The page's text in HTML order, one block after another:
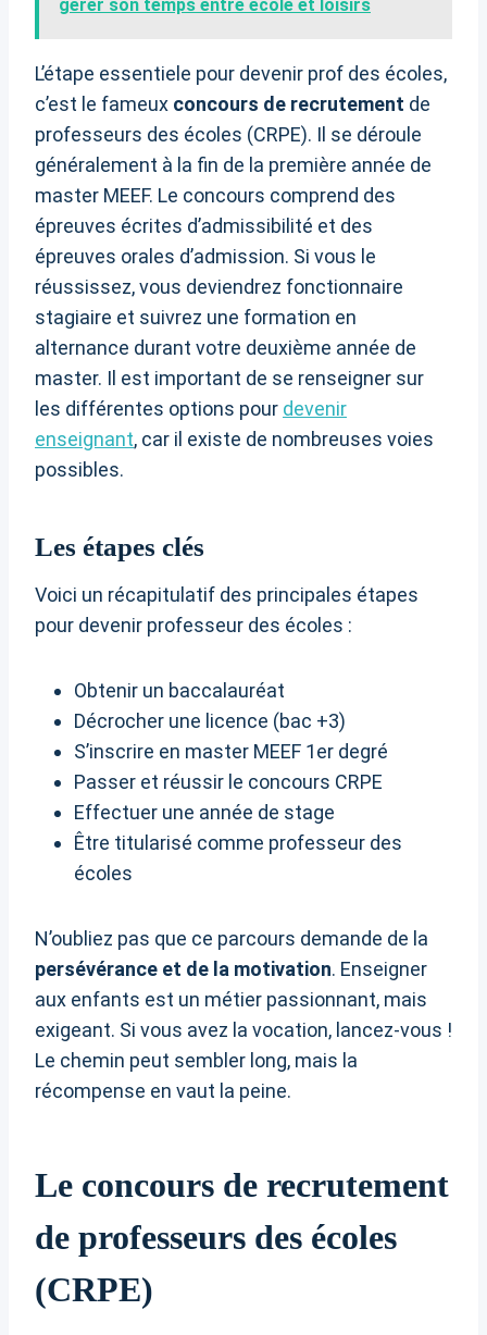
gérer son temps entre école et loisirs
L’étape essentiele pour devenir prof des écoles,
c’est le fameux concours de recrutement de
professeurs des écoles (CRPE). Il se déroule
généralement à la fin de la première année de
master MEEF. Le concours comprend des
épreuves écrites d’admissibilité et des
épreuves orales d’admission. Si vous le
réussissez, vous deviendrez fonctionnaire
stagiaire et suivrez une formation en
alternance durant votre deuxième année de
master. Il est important de se renseigner sur
les différentes options pour devenir
enseignant, car il existe de nombreuses voies
possibles.
Les étapes clés
Voici un récapitulatif des principales étapes
pour devenir professeur des écoles :
Obtenir un baccalauréat
Décrocher une licence (bac +3)
S’inscrire en master MEEF 1er degré
Passer et réussir le concours CRPE
Effectuer une année de stage
Être titularisé comme professeur des
écoles
N’oubliez pas que ce parcours demande de la
persévérance et de la motivation. Enseigner
aux enfants est un métier passionnant, mais
exigeant. Si vous avez la vocation, lancez-vous !
Le chemin peut sembler long, mais la
récompense en vaut la peine.
Le concours de recrutement
de professeurs des écoles
(CRPE)